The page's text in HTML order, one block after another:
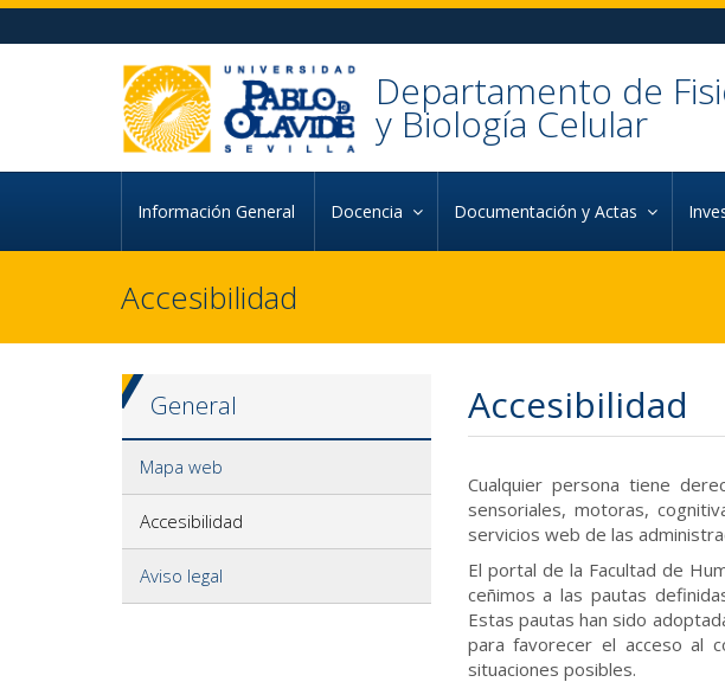
Ir al contenido principal de la página (alt + s)
Ir al pie de la página (alt + p)
Ir al menú principal (alt + u)
Departamento de
y Biología Celular
Información General Docencia Documentación y Actas
Accesibilidad
General
Mapa web
Accesibilidad
Aviso legal
Accesibilidad
Cualquier persona tiene
sensoriales, motoras,
servicios web de las
El portal de la Facultad de
ceñimos a las pautas
Estas pautas han sido
para favorecer el acceso al
situaciones posibles.